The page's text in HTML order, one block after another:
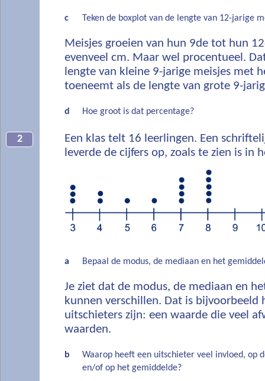
c Teken de boxplot van de lengte van 12-jarige
Meisjes groeien van hun 9de tot hun
evenveel cm. Maar wel procentueel.
lengte van kleine 9-jarige meisjes met
toeneemt als de lengte van grote 9-
d Hoe groot is dat percentage?
2
Een klas telt 16 leerlingen. Een
leverde de cijfers op, zoals te zien is in
a Bepaal de modus, de mediaan en het
Je ziet dat de modus, de mediaan en
kunnen verschillen. Dat is bijvoorbeeld
uitschieters zijn: een waarde die veel
waarden.
b
Waarop heeft een uitschieter veel invloed, op
en/of op het gemiddelde?